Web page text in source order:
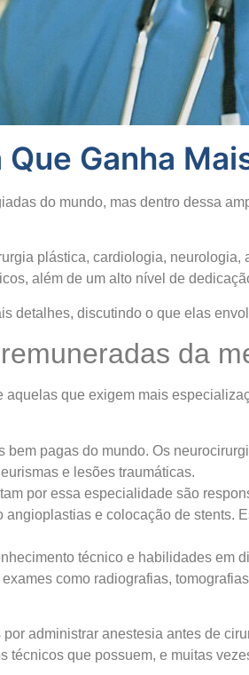
Ganha
do mundo, mas dentro dessa
plástica, cardiologia,
além de um alto nível de
detalhes, discutindo o que elas
da
que exigem mais
pagas do mundo. Os
e lesões traumáticas.
por essa especialidade são
e colocação de stents.
técnico e habilidades em
como radiografias,
administrar anestesia antes de
que possuem, e muitas